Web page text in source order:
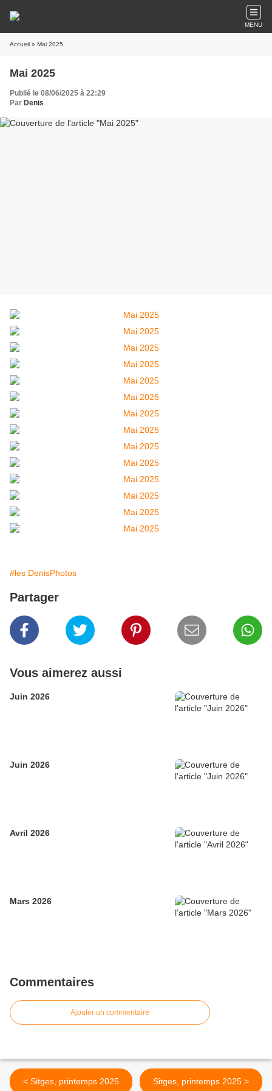
MENU
Accueil » Mai 2025
Mai 2025
Publié le 08/06/2025 à 22:29
Par Denis
#les DenisPhotos
Partager
Vous aimerez aussi
Juin 2026
Juin 2026
Avril 2026
Mars 2026
Commentaires
Ajouter un commentaire
< Sitges, printemps 2025 Sitges, printemps 2025 >